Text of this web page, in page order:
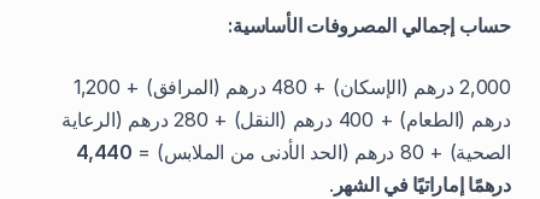
حساب إجمالي المصروفات الأساسية:
2,000 درهم (الإسكان) + 480 درهم (المرافق) + 1,200
درهم (الطعام) + 400 درهم (النقل) + 280 درهم (الرعاية
الصحية) + 80 درهم (الحد الأدنى من الملابس) =
4,440
درهمًا إماراتيًا في الشهر.